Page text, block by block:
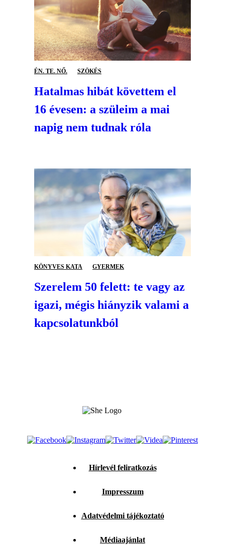
ÉN. TE. NŐ. SZÖKÉS
Hatalmas hibát követtem el
16 évesen: a szüleim a mai
napig nem tudnak róla
KÖNYVES KATA GYERMEK
Szerelem 50 felett: te vagy az
igazi, mégis hiányzik valami a
kapcsolatunkból
Hírlevél feliratkozás
Impresszum
Adatvédelmi tájékoztató
Médiaajánlat